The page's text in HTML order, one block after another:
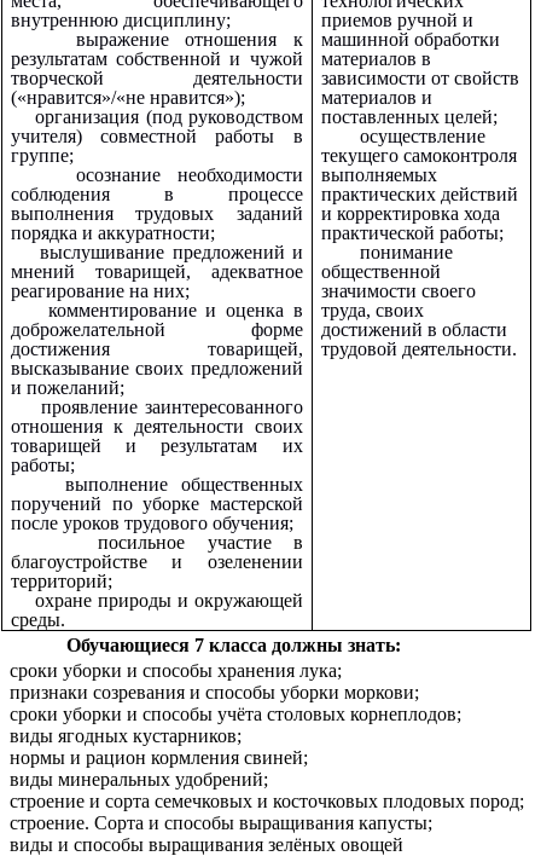
внутреннюю дисциплину;
выражение отношения к
результатам собственной и чужой
творческой деятельности
(«нравится»/«не нравится»);
организация (под руководством
учителя) совместной работы в
группе;
осознание необходимости
соблюдения в процессе
выполнения трудовых заданий
порядка и аккуратности;
выслушивание предложений и
мнений товарищей, адекватное
реагирование на них;
комментирование и оценка в
доброжелательной форме
достижения товарищей,
высказывание своих предложений
и пожеланий;
проявление заинтересованного
отношения к деятельности своих
товарищей и результатам их
работы;
выполнение общественных
поручений по уборке мастерской
после уроков трудового обучения;
посильное участие в
благоустройстве и озеленении
территорий;
охране природы и окружающей
среды.
приемов ручной и
машинной обработки
материалов в
зависимости от свойств
материалов и
поставленных целей;
осуществление
текущего самоконтроля
выполняемых
практических действий
и корректировка хода
практической работы;
понимание
общественной
значимости своего
труда, своих
достижений в области
трудовой деятельности.
Обучающиеся 7 класса должны знать:
сроки уборки и способы хранения лука;
признаки созревания и способы уборки моркови;
сроки уборки и способы учёта столовых корнеплодов;
виды ягодных кустарников;
нормы и рацион кормления свиней;
виды минеральных удобрений;
строение и сорта семечковых и косточковых плодовых пород;
строение. Сорта и способы выращивания капусты;
виды и способы выращивания зелёных овощей